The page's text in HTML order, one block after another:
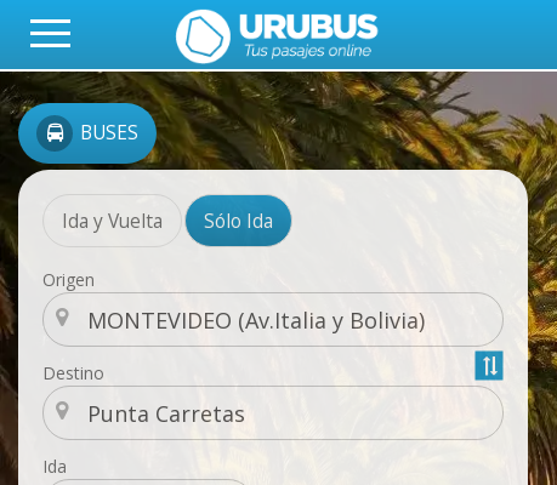
BUSES
Ida y Vuelta Sólo Ida
Origen
Destino
Ida